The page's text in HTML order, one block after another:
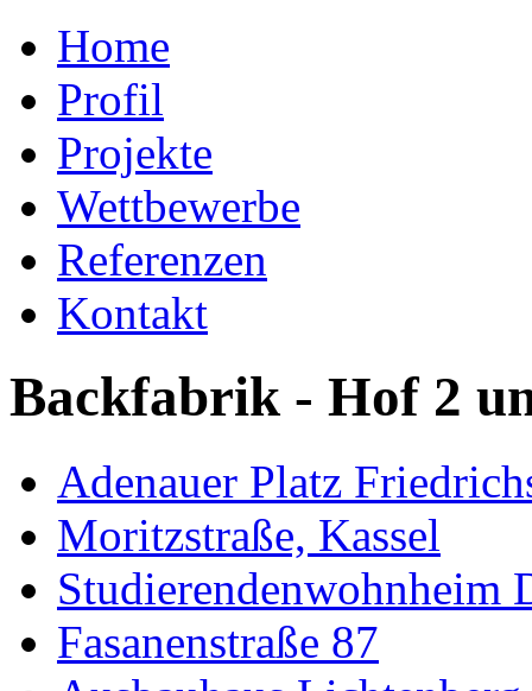
Home
Profil
Projekte
Wettbewerbe
Referenzen
Kontakt
Backfabrik - Hof 2
Adenauer Platz
Moritzstraße, Kassel
Studierendenwohnheim
Fasanenstraße 87